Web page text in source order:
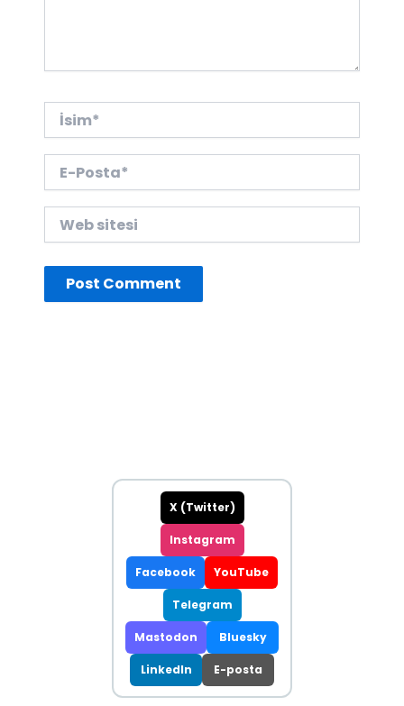
İsim*
Posta*
sitesi
X (Twitter)
Instagram
Facebook YouTube
Telegram
Mastodon Bluesky
LinkedIn E-posta